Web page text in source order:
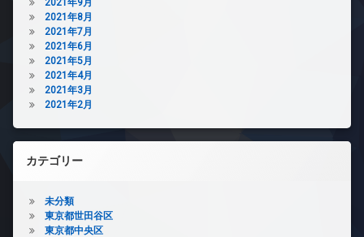
2021年9月
2021年8月
2021年7月
2021年6月
2021年5月
2021年4月
2021年3月
2021年2月
カテゴリー
未分類
東京都世田谷区
東京都中央区